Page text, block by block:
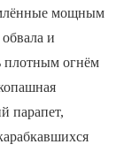
мощным
и
плотным огнём
парапет,